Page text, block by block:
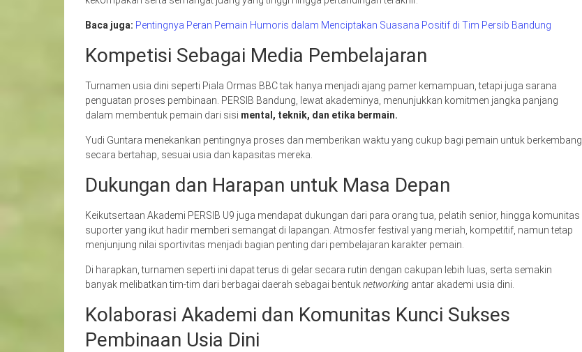
Baca juga: Pentingnya Peran Pemain Humoris dalam Menciptakan Suasana Positif di Tim Persib Bandung
Kompetisi Sebagai Media Pembelajaran
Turnamen usia dini seperti Piala Ormas BBC tak hanya menjadi ajang pamer kemampuan, tetapi juga sarana
penguatan proses pembinaan. PERSIB Bandung, lewat akademinya, menunjukkan komitmen jangka panjang
dalam membentuk pemain dari sisi mental, teknik, dan etika bermain.
Yudi Guntara menekankan pentingnya proses dan memberikan waktu yang cukup bagi pemain untuk berkembang
secara bertahap, sesuai usia dan kapasitas mereka.
Dukungan dan Harapan untuk Masa Depan
Keikutsertaan Akademi PERSIB U9 juga mendapat dukungan dari para orang tua, pelatih senior, hingga komunitas
suporter yang ikut hadir memberi semangat di lapangan. Atmosfer festival yang meriah, kompetitif, namun tetap
menjunjung nilai sportivitas menjadi bagian penting dari pembelajaran karakter pemain.
Di harapkan, turnamen seperti ini dapat terus di gelar secara rutin dengan cakupan lebih luas, serta semakin
banyak melibatkan tim-tim dari berbagai daerah sebagai bentuknetworking antar akademi usia dini.
Kolaborasi Akademi dan Komunitas Kunci Sukses
Pembinaan Usia Dini